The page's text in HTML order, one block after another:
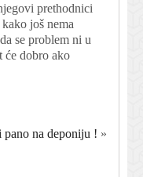
prethodnici
još nema
se problem ni u
će dobro ako
pano na deponiju ! »